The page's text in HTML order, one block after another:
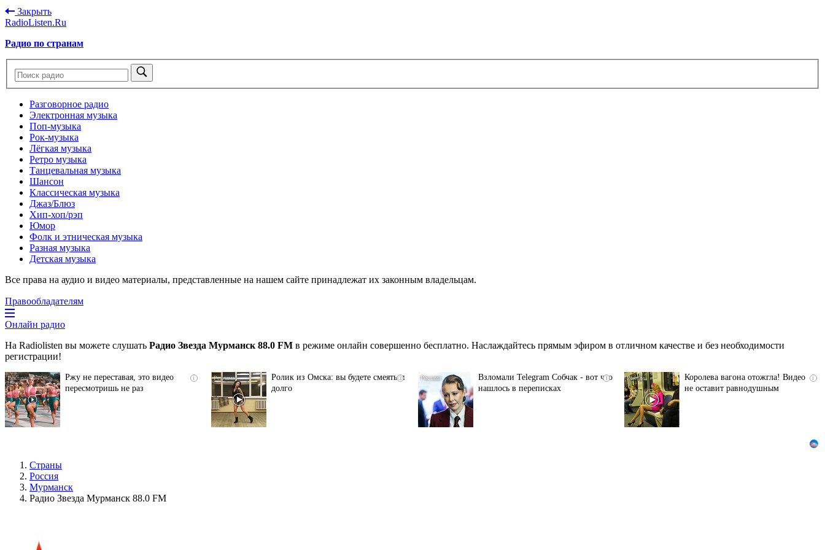
Закрыть
RadioListen.Ru
Радио по странам
Разговорное радио
Электронная музыка
Поп-музыка
Рок-музыка
Лёгкая музыка
Ретро музыка
Танцевальная музыка
Шансон
Классическая музыка
Джаз/Блюз
Хип-хоп/рэп
Юмор
Фолк и этническая музыка
Разная музыка
Детская музыка
Все права на аудио и видео материалы, представленные на нашем сайте принадлежат их законным владельцам.
Правообладателям
Онлайн радио
На Radiolisten вы можете слушать Радио Звезда Мурманск 88.0 FM в режиме онлайн совершенно бесплатно. Наслаждайтесь прямым эфиром в отличном качестве и без необходимости
регистрации!
i
Ржу не переставая, это видео
пересмотришь не раз
i
Ролик из Омска: вы будете смеяться
долго
i
Взломали Telegram Собчак - вот что
нашлось в переписках
i
Королева вагона отожгла! Видео
не оставит равнодушным
Страны
Россия
Мурманск
Радио Звезда Мурманск 88.0 FM